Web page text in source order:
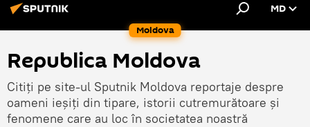
Moldova
MD
Republica Moldova
Citiți pe site-ul Sputnik Moldova reportaje despre
oameni ieșiți din tipare, istorii cutremurătoare și
fenomene care au loc în societatea noastră